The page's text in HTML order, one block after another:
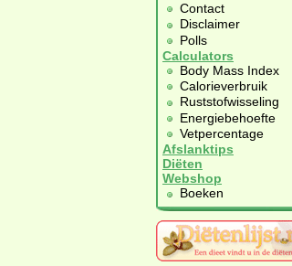
Contact
Disclaimer
Polls
Calculators
Body Mass Index
Calorieverbruik
Ruststofwisseling
Energiebehoefte
Vetpercentage
Afslanktips
Diëten
Webshop
Boeken